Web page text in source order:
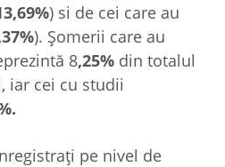
) si de cei care au
). Șomerii care au
8,25% din totalul
iar cei cu studii
pe nivel de